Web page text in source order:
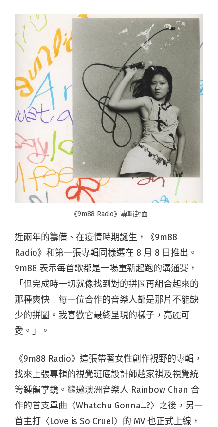
《9m88 Radio》專輯封面
近兩年的籌備、在疫情時期誕生，《9m88
Radio》和第一張專輯同樣選在 8 月 8 日推出。
9m88 表示每首歌都是一場重新起跑的溝通賽，
「但完成時一切就像找到對的拼圖再組合起來的
那種爽快！每一位合作的音樂人都是那片不能缺
少的拼圖。我喜歡它最終呈現的樣子，亮麗可
愛。」。
《9m88 Radio》這張帶著女性創作視野的專輯，
找來上張專輯的視覺班底設計師趙家祺及視覺統
籌鍾韻掌鏡。繼邀澳洲音樂人 Rainbow Chan 合
作的首支單曲〈Whatchu Gonna…?〉之後，另一
首主打〈Love is So Cruel〉的 MV 也正式上線，